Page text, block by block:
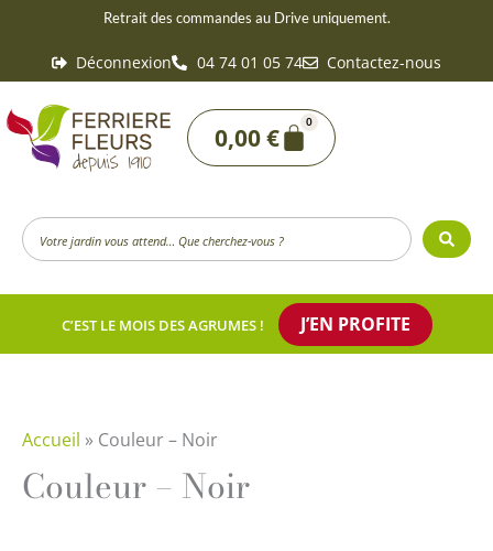
contenu
Retrait des commandes au Drive uniquement.
Déconnexion 04 74 01 05 74 Contactez-nous
0,00€
0
Panier
Search
...
C’EST LE MOIS DES AGRUMES ! J’EN PROFITE
Accueil » Couleur – Noir
Couleur – Noir